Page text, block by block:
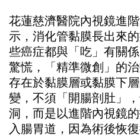
花蓮慈濟醫院內視鏡進
示，消化管黏膜長出來
些癌症都與「吃」有關
驚慌，「精準微創」的
存在於黏膜層或黏膜下
變，不須「開腸剖肚」
洞，而是以進階內視鏡
入腸胃道，因為術後恢